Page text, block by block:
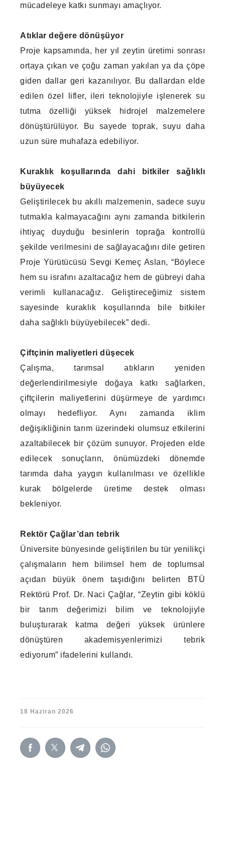
mücadeleye katkı sunmayı amaçlıyor.
Atıklar değere dönüşüyor
Proje kapsamında, her yıl zeytin üretimi sonrası
ortaya çıkan ve çoğu zaman yakılan ya da çöpe
giden dallar geri kazanılıyor. Bu dallardan elde
edilen özel lifler, ileri teknolojiyle işlenerek su
tutma özelliği yüksek hidrojel malzemelere
dönüştürülüyor. Bu sayede toprak, suyu daha
uzun süre muhafaza edebiliyor.
Kuraklık koşullarında dahi bitkiler sağlıklı
büyüyecek
Geliştirilecek bu akıllı malzemenin, sadece suyu
tutmakla kalmayacağını aynı zamanda bitkilerin
ihtiyaç duyduğu besinlerin toprağa kontrollü
şekilde verilmesini de sağlayacağını dile getiren
Proje Yürütücüsü Sevgi Kemeç Aslan, “Böylece
hem su israfını azaltacağız hem de gübreyi daha
verimli kullanacağız. Geliştireceğimiz sistem
sayesinde kuraklık koşullarında bile bitkiler
daha sağlıklı büyüyebilecek” dedi.
Çiftçinin maliyetleri düşecek
Çalışma, tarımsal atıkların yeniden
değerlendirilmesiyle doğaya katkı sağlarken,
çiftçilerin maliyetlerini düşürmeye de yardımcı
olmayı hedefliyor. Aynı zamanda iklim
değişikliğinin tarım üzerindeki olumsuz etkilerini
azaltabilecek bir çözüm sunuyor. Projeden elde
edilecek sonuçların, önümüzdeki dönemde
tarımda daha yaygın kullanılması ve özellikle
kurak bölgelerde üretime destek olması
bekleniyor.
Rektör Çağlar’dan tebrik
Üniversite bünyesinde geliştirilen bu tür yenilikçi
çalışmaların hem bilimsel hem de toplumsal
açıdan büyük önem taşıdığını belirten BTÜ
Rektörü Prof. Dr. Naci Çağlar, “Zeytin gibi köklü
bir tarım değerimizi bilim ve teknolojiyle
buluşturarak katma değeri yüksek ürünlere
dönüştüren akademisyenlerimizi tebrik
ediyorum” ifadelerini kullandı.
18 Haziran 2026